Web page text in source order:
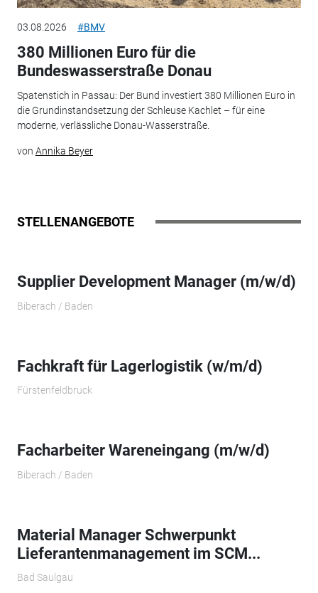
03.08.2026 #BMV
380 Millionen Euro für die
Bundeswasserstraße Donau
Spatenstich in Passau: Der Bund investiert 380 Millionen Euro in
die Grundinstandsetzung der Schleuse Kachlet – für eine
moderne, verlässliche Donau-Wasserstraße.
von Annika Beyer
STELLENANGEBOTE
Supplier Development Manager (m/w/d)
Biberach / Baden
Fachkraft für Lagerlogistik (w/m/d)
Fürstenfeldbruck
Facharbeiter Wareneingang (m/w/d)
Biberach / Baden
Material Manager Schwerpunkt
Lieferantenmanagement im SCM...
Bad Saulgau